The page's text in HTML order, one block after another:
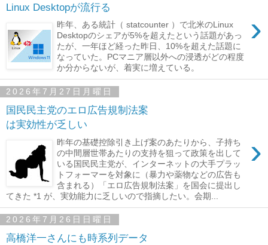
Linux Desktopが流行る
›
昨年、ある統計（ statcounter ）で北米のLinux
Desktopのシェアが5%を超えたという話題があっ
たが、一年ほど経った昨日、10%を超えた話題に
なっていた。PCマニア層以外への浸透がどの程度
か分からないが、着実に増えている。
2026年7月27日月曜日
国民民主党のエロ広告規制法案
は実効性が乏しい
›
昨年の基礎控除引き上げ案のあたりから、子持ち
の中間層世帯あたりの支持を狙って政策を出して
いる国民民主党が、インターネットの大手プラッ
トフォーマーを対象に（暴力や薬物などの広告も
含まれる）「エロ広告規制法案」を国会に提出し
てきた *1 が、実効能力に乏しいので指摘したい。会期...
2026年7月26日日曜日
高橋洋一さんにも時系列データ